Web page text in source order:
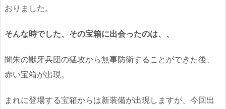
おりました。
そんな時でした、その宝箱に出会ったのは、、
闇朱の獣牙兵団の猛攻から無事防衛することができた後、
赤い宝箱が出現。
まれに登場する宝箱からは新装備が出現しますが、今回出